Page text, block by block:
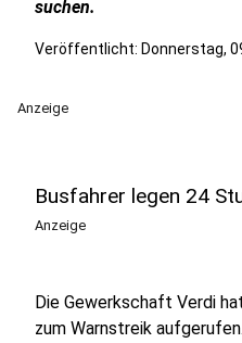
suchen.
Veröffentlicht: Donnerstag,
Anzeige
Busfahrer legen 24
Anzeige
Die Gewerkschaft Verdi
zum Warnstreik